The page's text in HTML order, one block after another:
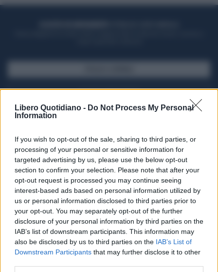
Libero Quotidiano - Do Not Process My Personal
Information
If you wish to opt-out of the sale, sharing to third parties, or
processing of your personal or sensitive information for
targeted advertising by us, please use the below opt-out
section to confirm your selection. Please note that after your
opt-out request is processed you may continue seeing
interest-based ads based on personal information utilized by
us or personal information disclosed to third parties prior to
your opt-out. You may separately opt-out of the further
disclosure of your personal information by third parties on the
IAB’s list of downstream participants. This information may
also be disclosed by us to third parties on the IAB’s List of
Downstream Participants that may further disclose it to other
Seguici su Google Discover
Segui Libero Quotidiano su Google Discover
Scegli Libero Quotidiano come fonte preferita